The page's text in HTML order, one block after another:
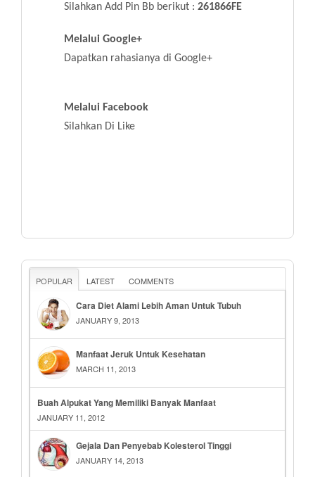
Silahkan Add Pin Bb berikut : 261866FE
Melalui Google+
Dapatkan rahasianya di Google+
Melalui Facebook
Silahkan Di Like
POPULAR LATEST COMMENTS
Cara Diet Alami Lebih Aman Untuk Tubuh
JANUARY 9, 2013
Manfaat Jeruk Untuk Kesehatan
MARCH 11, 2013
Buah Alpukat Yang Memiliki Banyak Manfaat
JANUARY 11, 2012
Gejala Dan Penyebab Kolesterol Tinggi
JANUARY 14, 2013